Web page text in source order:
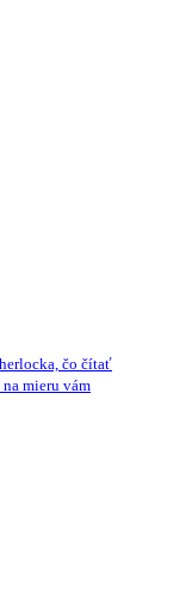
čo čítať
mieru vám